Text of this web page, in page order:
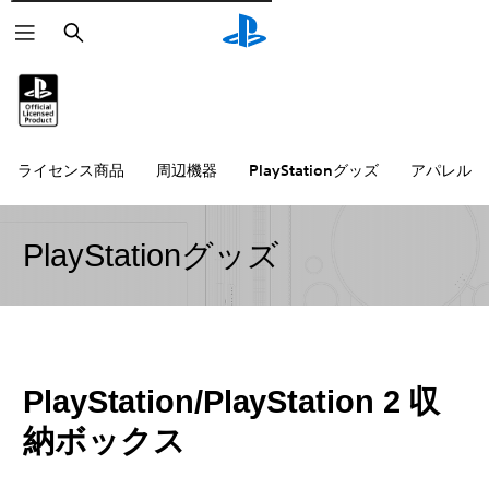
検
索
ライセンス商品 周辺機器 PlayStationグッズ アパレル
PlayStationグッズ
PlayStation/PlayStation 2 収
納ボックス